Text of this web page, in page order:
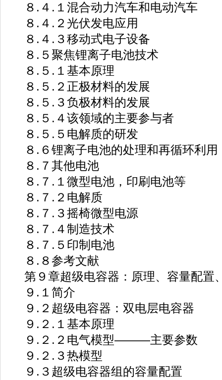
８.４.１混合动力汽车和电动汽车
８.４.２光伏发电应用
８.４.３移动式电子设备
８.５聚焦锂离子电池技术
８.５.１基本原理
８.５.２正极材料的发展
８.５.３负极材料的发展
８.５.４该领域的主要参与者
８.５.５电解质的研发
８.６锂离子电池的处理和再循环利用
８.７其他电池
８.７.１微型电池，印刷电池等
８.７.２电解质
８.７.３摇椅微型电源
８.７.４制造技术
８.７.５印制电池
８.８参考文献
第９章超级电容器：原理、容量配置
９.１简介
９.２超级电容器：双电层电容器
９.２.１基本原理
９.２.２电气模型———主要参数
９.２.３热模型
９.３超级电容器组的容量配置